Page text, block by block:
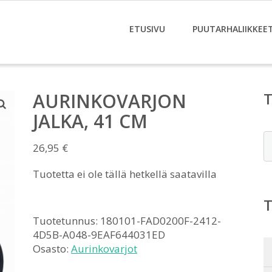
ETUSIVU
AURINKOVARJON
JALKA, 41 CM
26,95 €
Tuotetta ei ole tällä hetkellä saatavilla
Tuotetunnus: 180101-FAD0200F-2412-
4D5B-A048-9EAF644031ED
Osasto: Aurinkovarjot